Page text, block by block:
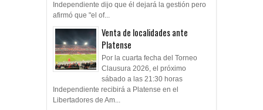
Independiente dijo que él dejará la gestión pero
afirmó que "el of...
Venta de localidades ante
Platense
Por la cuarta fecha del Torneo
Clausura 2026, el próximo
sábado a las 21:30 horas
Independiente recibirá a Platense en el
Libertadores de Am...